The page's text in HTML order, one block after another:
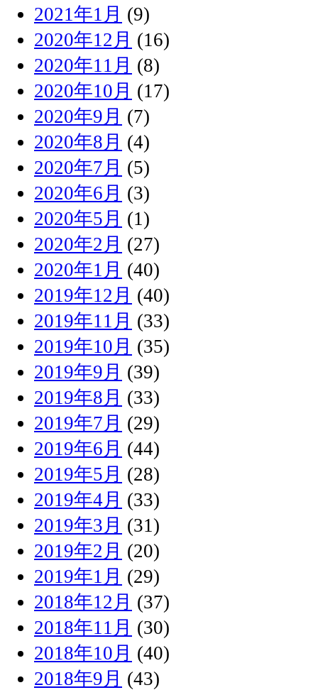
2021年1月 (9)
2020年12月 (16)
2020年11月 (8)
2020年10月 (17)
2020年9月 (7)
2020年8月 (4)
2020年7月 (5)
2020年6月 (3)
2020年5月 (1)
2020年2月 (27)
2020年1月 (40)
2019年12月 (40)
2019年11月 (33)
2019年10月 (35)
2019年9月 (39)
2019年8月 (33)
2019年7月 (29)
2019年6月 (44)
2019年5月 (28)
2019年4月 (33)
2019年3月 (31)
2019年2月 (20)
2019年1月 (29)
2018年12月 (37)
2018年11月 (30)
2018年10月 (40)
2018年9月 (43)